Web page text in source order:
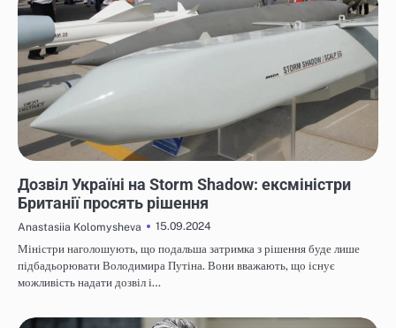
Дозвіл Україні на Storm Shadow: ексміністри
Британії просять рішення
Anastasiia Kolomysheva
15.09.2024
Міністри наголошують, що подальша затримка з рішення буде лише
підбадьорювати Володимира Путіна. Вони вважають, що існує
можливість надати дозвіл і…